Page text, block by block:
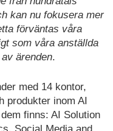
kan nu fokusera mer
förväntas våra
som våra anställda
ärenden.
med 14 kontor,
produkter inom AI
finns: AI Solution